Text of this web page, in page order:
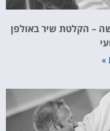
– הקלטת שיר באולפן
»